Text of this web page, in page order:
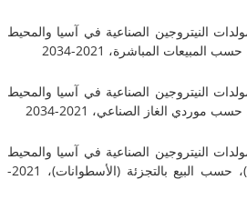
الصناعية في آسيا والمحيط
2021-2034
الصناعية في آسيا والمحيط
الصناعي، 2021-2034
الصناعية في آسيا والمحيط
الهادئ (مليار دولار أمريكي)، حسب البيع بالتجزئة (الأسطوانات)، 2021-